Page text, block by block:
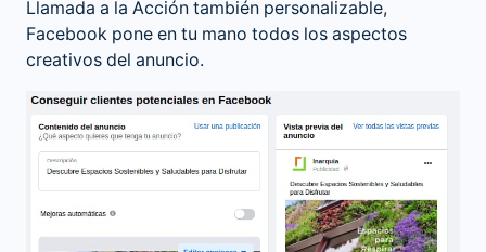
Llamada a la Acción también personalizable,
Facebook pone en tu mano todos los aspectos
creativos del anuncio.